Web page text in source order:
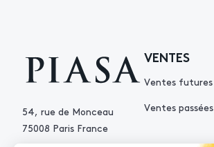
54, rue de Monceau
75008 Paris France
VENTES
Ventes futures
Ventes passées